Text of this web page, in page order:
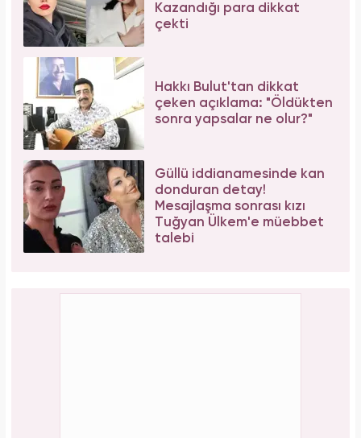
Kazandığı para dikkat
çekti
Hakkı Bulut'tan dikkat
çeken açıklama: "Öldükten
sonra yapsalar ne olur?"
Güllü iddianamesinde kan
donduran detay!
Mesajlaşma sonrası kızı
Tuğyan Ülkem'e müebbet
talebi